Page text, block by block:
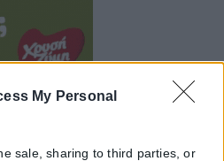
My Personal
sale, sharing to third parties, or